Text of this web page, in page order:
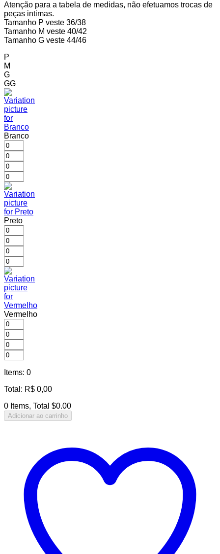
Atenção para a tabela de medidas, não efetuamos trocas de
peças intimas.
Tamanho P veste 36/38
Tamanho M veste 40/42
Tamanho G veste 44/46
P
M
G
GG
Branco
Preto
Vermelho
Items: 0
Total : R$ 0,00
0 Items, Total $0.00
Adicionar ao carrinho